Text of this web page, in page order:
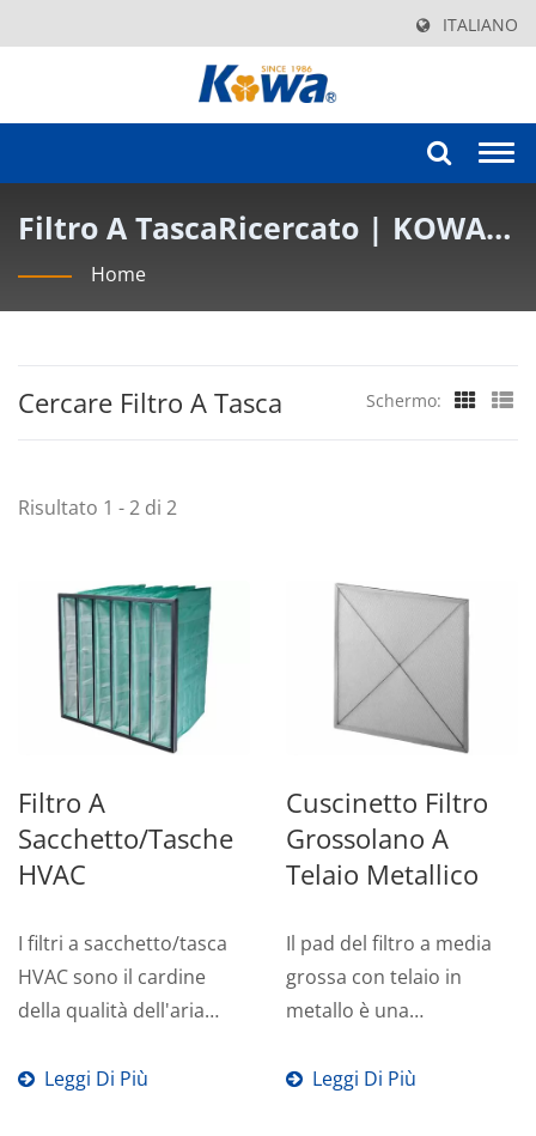
ITALIANO
Filtro A TascaRicercato | KOWA
AIR FILTER INDUSTRY CO., LTD.
Home
Cercare Filtro A Tasca Schermo:
Risultato 1 - 2 di 2
Filtro A
Sacchetto/tasche
HVAC
I filtri a sacchetto/tasca
HVAC sono il cardine
della qualità dell'aria
Leggi Di Più
Cuscinetto Filtro
Grossolano A
Telaio Metallico
Il pad del filtro a media
grossa con telaio in
metallo è una
impegno...
Leggi Di Più